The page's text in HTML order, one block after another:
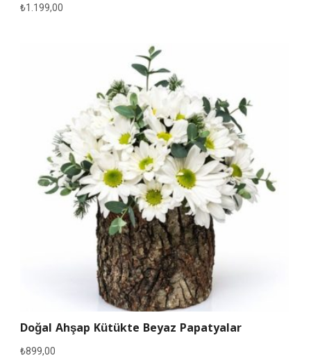
₺1.199,00
Doğal Ahşap Kütükte Beyaz Papatyalar
₺899,00